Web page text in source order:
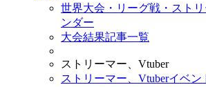
世界大会・リーグ戦・スト
ンダー
大会結果記事一覧
ストリーマー、Vtuber
ストリーマー、Vtuberイベン